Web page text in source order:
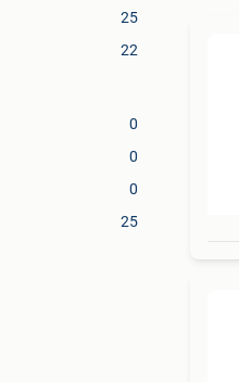
25
22
0
0
0
25